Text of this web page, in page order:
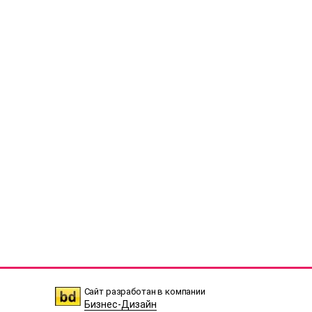
Сайт разработан в компании
Бизнес-Дизайн